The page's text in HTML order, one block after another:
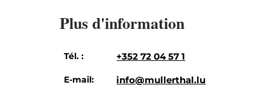
Plus d'information
Tél. : +352 72 04 57 1
E-mail: info@mullerthal.lu